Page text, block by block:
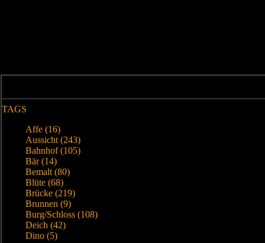
TAGS
Affe (16)
Aussicht (243)
Bahnhof (105)
Bär (14)
Bemalt (80)
Blüte (68)
Brücke (219)
Brunnen (9)
Burg/Schloss (108)
Deich (42)
Dino (5)